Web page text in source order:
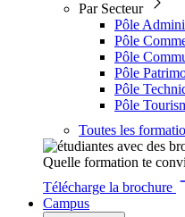
Par Secteur
Pôle
Pôle
Pôle
Pôle
Pôle
Pôle
Toutes les
Quelle formation te
Télécharge la brochure
Campus